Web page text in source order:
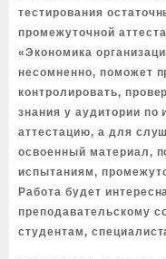
тестирования
промежуточной
«Экономика
несомненно, поможет
контролировать,
знания у аудитории по
аттестацию, а для
освоенный материал,
испытаниям,
Работа будет
преподавательскому
студентам,